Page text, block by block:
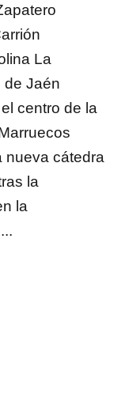
La
de Jaén
centro de la
nueva cátedra
la
la